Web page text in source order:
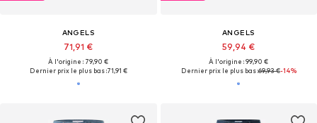
ANGELS
71,91 €
À l'origine : 79,90 €
Dernier prix le plus bas :71,91 €
ANGELS
59,94 €
À l'origine : 99,90 €
Dernier prix le plus bas :69,93 €-14%